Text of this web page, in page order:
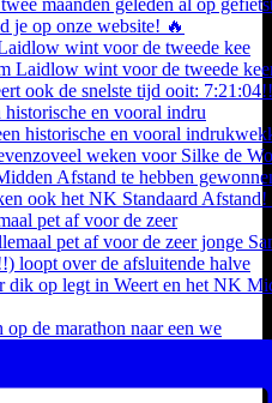
wint voor de tweede kee
en vooral indru
pet af voor de zeer
de marathon naar een we